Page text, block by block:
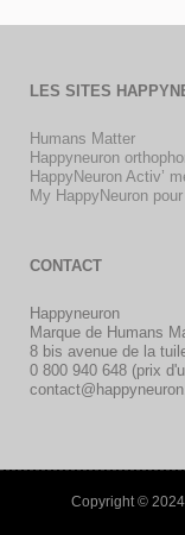
LES SITES
Humans Matter
Happyneuron
HappyNeuron Activ’
My HappyNeuron
CONTACT
Happyneuron
Marque de Humans
8 bis avenue de la
0 800 940 648 (prix
Copyright ©